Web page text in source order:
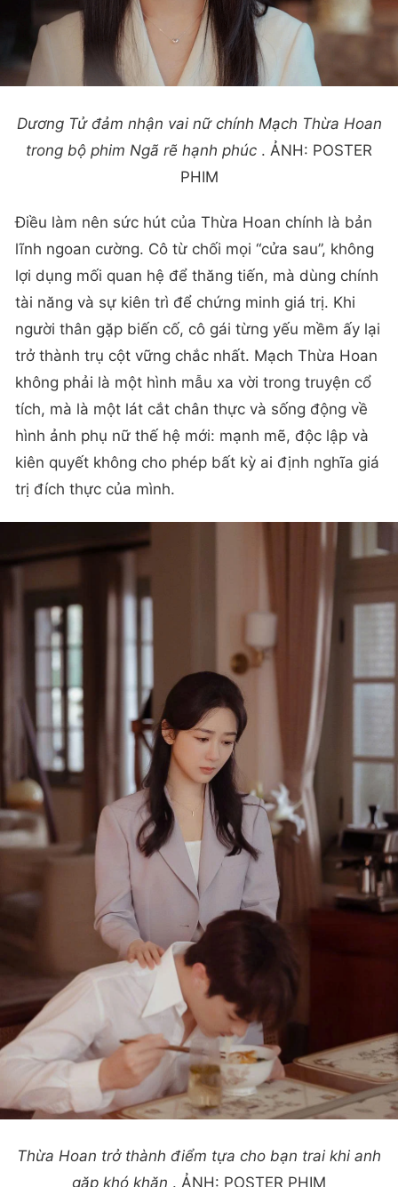
Dương Tử đảm nhận vai nữ chính Mạch Thừa Hoan
trong bộ phim Ngã rẽ hạnh phúc . ẢNH: POSTER
PHIM
Điều làm nên sức hút của Thừa Hoan chính là bản
lĩnh ngoan cường. Cô từ chối mọi “cửa sau”, không
lợi dụng mối quan hệ để thăng tiến, mà dùng chính
tài năng và sự kiên trì để chứng minh giá trị. Khi
người thân gặp biến cố, cô gái từng yếu mềm ấy lại
trở thành trụ cột vững chắc nhất. Mạch Thừa Hoan
không phải là một hình mẫu xa vời trong truyện cổ
tích, mà là một lát cắt chân thực và sống động về
hình ảnh phụ nữ thế hệ mới: mạnh mẽ, độc lập và
kiên quyết không cho phép bất kỳ ai định nghĩa giá
trị đích thực của mình.
Thừa Hoan trở thành điểm tựa cho bạn trai khi anh
gặp khó khăn . ẢNH: POSTER PHIM